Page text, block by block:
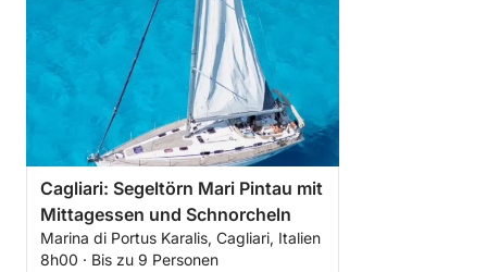
🌅 Erleben Sie Cagliari exklusiv vom Meer aus.
Ein privates, aufregendes und entspannendes
Erlebnis, um Sardiniens faszinierendste Küste bis hin
zum Zauber von Mari Pintau zu entdecken.
Cagliari: Segeltörn Mari Pintau mit
Mittagessen und Schnorcheln
Marina di Portus Karalis, Cagliari, Italien
8h00 · Bis zu 9 Personen